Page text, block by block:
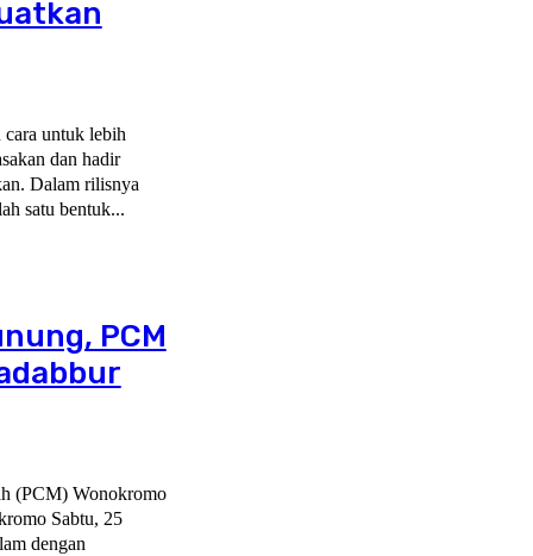
untuk lebih
dan hadir
Dalam rilisnya
salah satu bentuk...
PCM
(PCM) Wonokromo
Sabtu, 25
dengan